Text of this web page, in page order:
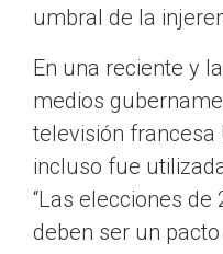
umbral de la
En una reciente y
medios
televisión
incluso fue
“Las elecciones
deben ser un